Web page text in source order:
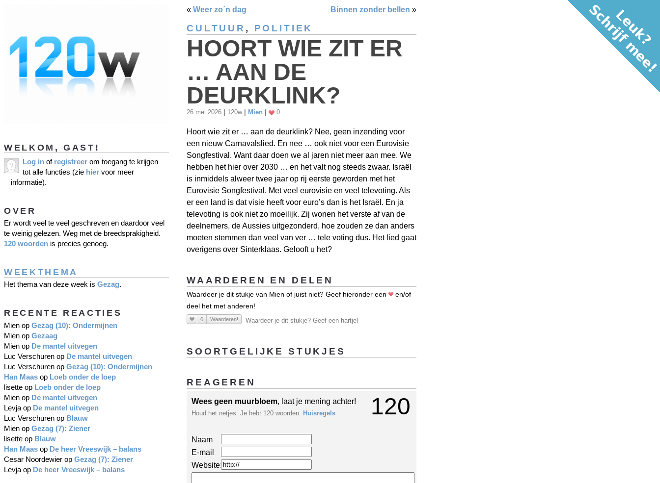
« Weer zo´n dag Binnen zonder bellen »
CULTUUR , POLITIEK
HOORT WIE ZIT ER
… AAN DE
DEURKLINK?
26 mei 2026 120w Mien 0
Hoort wie zit er … aan de deurklink? Nee, geen inzending voor
een nieuw Carnavalslied. En nee … ook niet voor een Eurovisie
Songfestival. Want daar doen we al jaren niet meer aan mee. We
hebben het hier over 2030 … en het valt nog steeds zwaar. Israël
is inmiddels alweer twee jaar op rij eerste geworden met het
Eurovisie Songfestival. Met veel eurovisie en veel televoting. Als
er een land is dat visie heeft voor euro’s dan is het Israël. En ja
televoting is ook niet zo moeilijk. Zij wonen het verste af van de
deelnemers, de Aussies uitgezonderd, hoe zouden ze dan anders
moeten stemmen dan veel van ver … tele voting dus. Het lied gaat
overigens over Sinterklaas. Gelooft u het?
WAARDEREN EN DELEN
Waardeer je dit stukje van Mien of juist niet? Geef hieronder een
en/of
deel het met anderen!
0 Waarderen! Waardeer je dit stukje? Geef een hartje!
SOORTGELIJKE STUKJES
REAGEREN
120
Wees geen muurbloem, laat je mening achter!
Houd het netjes. Je hebt 120 woorden. Huisregels.
Naam
E-mail
Website:
WELKOM, GAST!
Log in of registreer om toegang te krijgen
tot alle functies (zie hier voor meer
informatie).
OVER
Er wordt veel te veel geschreven en daardoor veel
te weinig gelezen. Weg met de breedsprakigheid.
120 woorden is precies genoeg.
WEEKTHEMA
Het thema van deze week is Gezag.
RECENTE REACTIES
Mien op Gezag (10): Ondermijnen
Mien op Gezaag
Mien op De mantel uitvegen
Luc Verschuren op De mantel uitvegen
Luc Verschuren op Gezag (10): Ondermijnen
Han Maas op Loeb onder de loep
lisette op Loeb onder de loep
Mien op De mantel uitvegen
Levja op De mantel uitvegen
Luc Verschuren op Blauw
Mien op Gezag (7): Ziener
lisette op Blauw
Han Maas op De heer Vreeswijk – balans
Cesar Noordewier op Gezag (7): Ziener
Levja op De heer Vreeswijk – balans